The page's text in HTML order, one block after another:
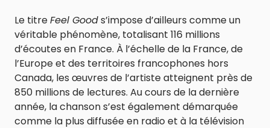
Le titreFeel Goods’impose d’ailleurs comme un
véritable phénomène, totalisant 116 millions
d’écoutes en France. À l’échelle de la France, de
l’Europe et des territoires francophones hors
Canada, les œuvres de l’artiste atteignent près de
850 millions de lectures. Au cours de la dernière
année, la chanson s’est également démarquée
comme la plus diffusée en radio et à la télévision